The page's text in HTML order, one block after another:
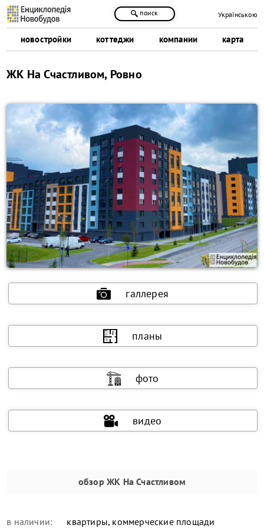
новостройки коттеджи компании карта
поиск Українською
ЖК На Счастливом, Ровно
галлерея
планы
фото
видео
обзор ЖК На Счастливом
в наличии: квартиры, коммерческие площади